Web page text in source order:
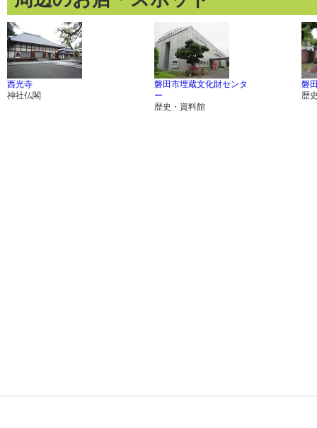
西光寺
神社仏閣
磐田市埋蔵文化財センタ
ー
歴史・資料館
磐
歴